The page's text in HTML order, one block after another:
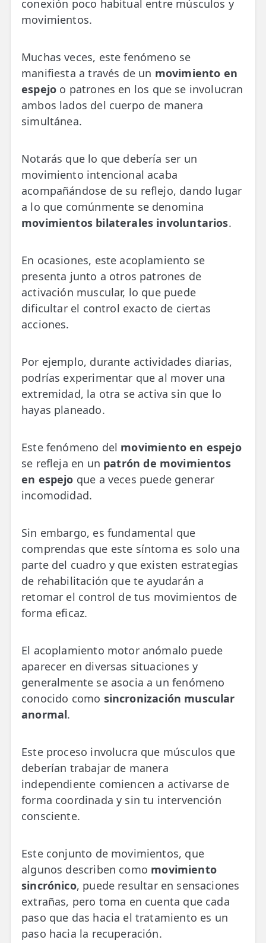
conexión poco habitual entre músculos y
movimientos.
Muchas veces, este fenómeno se
manifiesta a través de un movimiento en
espejo o patrones en los que se involucran
ambos lados del cuerpo de manera
simultánea.
Notarás que lo que debería ser un
movimiento intencional acaba
acompañándose de su reflejo, dando lugar
a lo que comúnmente se denomina
movimientos bilaterales involuntarios.
En ocasiones, este acoplamiento se
presenta junto a otros patrones de
activación muscular, lo que puede
dificultar el control exacto de ciertas
acciones.
Por ejemplo, durante actividades diarias,
podrías experimentar que al mover una
extremidad, la otra se activa sin que lo
hayas planeado.
Este fenómeno del movimiento en espejo
se refleja en un patrón de movimientos
en espejo que a veces puede generar
incomodidad.
Sin embargo, es fundamental que
comprendas que este síntoma es solo una
parte del cuadro y que existen estrategias
de rehabilitación que te ayudarán a
retomar el control de tus movimientos de
forma eficaz.
El acoplamiento motor anómalo puede
aparecer en diversas situaciones y
generalmente se asocia a un fenómeno
conocido como sincronización muscular
anormal.
Este proceso involucra que músculos que
deberían trabajar de manera
independiente comiencen a activarse de
forma coordinada y sin tu intervención
consciente.
Este conjunto de movimientos, que
algunos describen como movimiento
sincrónico, puede resultar en sensaciones
extrañas, pero toma en cuenta que cada
paso que das hacia el tratamiento es un
paso hacia la recuperación.